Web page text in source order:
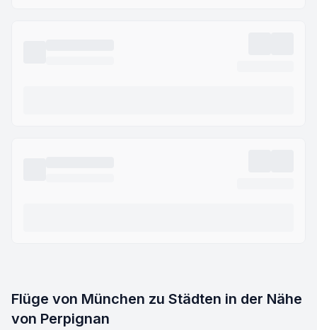
Flüge von München zu Städten in der Nähe
von Perpignan